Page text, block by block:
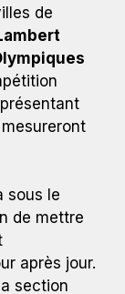
de
sous le
de mettre
après jour.
section